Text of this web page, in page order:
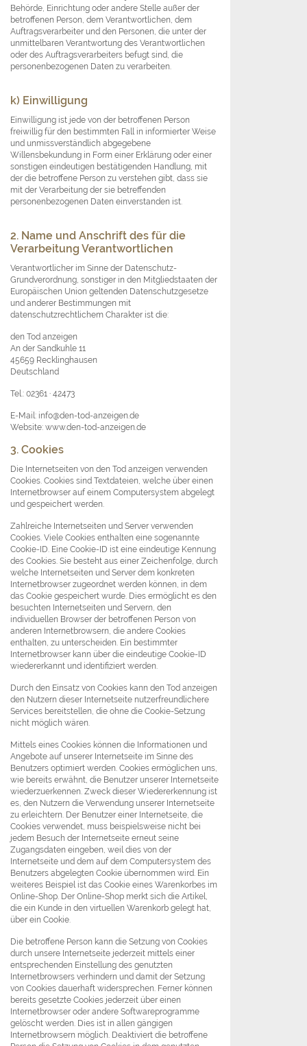
Behörde, Einrichtung oder andere Stelle außer der
betroffenen Person, dem Verantwortlichen, dem
Auftragsverarbeiter und den Personen, die unter der
unmittelbaren Verantwortung des Verantwortlichen
oder des Auftragsverarbeiters befugt sind, die
personenbezogenen Daten zu verarbeiten.
k) Einwilligung
Einwilligung ist jede von der betroffenen Person
freiwillig für den bestimmten Fall in informierter Weise
und unmissverständlich abgegebene
Willensbekundung in Form einer Erklärung oder einer
sonstigen eindeutigen bestätigenden Handlung, mit
der die betroffene Person zu verstehen gibt, dass sie
mit der Verarbeitung der sie betreffenden
personenbezogenen Daten einverstanden ist.
2. Name und Anschrift des für die
Verarbeitung Verantwortlichen
Verantwortlicher im Sinne der Datenschutz-
Grundverordnung, sonstiger in den Mitgliedstaaten der
Europäischen Union geltenden Datenschutzgesetze
und anderer Bestimmungen mit
datenschutzrechtlichem Charakter ist die:
den Tod anzeigen
An der Sandkuhle 11
45659 Recklinghausen
Deutschland
Tel.: 02361 · 42473
E-Mail: info@den-tod-anzeigen.de
Website: www.den-tod-anzeigen.de
3. Cookies
Die Internetseiten von den Tod anzeigen verwenden
Cookies. Cookies sind Textdateien, welche über einen
Internetbrowser auf einem Computersystem abgelegt
und gespeichert werden.
Zahlreiche Internetseiten und Server verwenden
Cookies. Viele Cookies enthalten eine sogenannte
Cookie-ID. Eine Cookie-ID ist eine eindeutige Kennung
des Cookies. Sie besteht aus einer Zeichenfolge, durch
welche Internetseiten und Server dem konkreten
Internetbrowser zugeordnet werden können, in dem
das Cookie gespeichert wurde. Dies ermöglicht es den
besuchten Internetseiten und Servern, den
individuellen Browser der betroffenen Person von
anderen Internetbrowsern, die andere Cookies
enthalten, zu unterscheiden. Ein bestimmter
Internetbrowser kann über die eindeutige Cookie-ID
wiedererkannt und identifiziert werden.
Durch den Einsatz von Cookies kann den Tod anzeigen
den Nutzern dieser Internetseite nutzerfreundlichere
Services bereitstellen, die ohne die Cookie-Setzung
nicht möglich wären.
Mittels eines Cookies können die Informationen und
Angebote auf unserer Internetseite im Sinne des
Benutzers optimiert werden. Cookies ermöglichen uns,
wie bereits erwähnt, die Benutzer unserer Internetseite
wiederzuerkennen. Zweck dieser Wiedererkennung ist
es, den Nutzern die Verwendung unserer Internetseite
zu erleichtern. Der Benutzer einer Internetseite, die
Cookies verwendet, muss beispielsweise nicht bei
jedem Besuch der Internetseite erneut seine
Zugangsdaten eingeben, weil dies von der
Internetseite und dem auf dem Computersystem des
Benutzers abgelegten Cookie übernommen wird. Ein
weiteres Beispiel ist das Cookie eines Warenkorbes im
Online-Shop. Der Online-Shop merkt sich die Artikel,
die ein Kunde in den virtuellen Warenkorb gelegt hat,
über ein Cookie.
Die betroffene Person kann die Setzung von Cookies
durch unsere Internetseite jederzeit mittels einer
entsprechenden Einstellung des genutzten
Internetbrowsers verhindern und damit der Setzung
von Cookies dauerhaft widersprechen. Ferner können
bereits gesetzte Cookies jederzeit über einen
Internetbrowser oder andere Softwareprogramme
gelöscht werden. Dies ist in allen gängigen
Internetbrowsern möglich. Deaktiviert die betroffene